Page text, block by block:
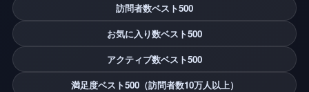
訪問者数ベスト500
お気に入り数ベスト500
アクティブ数ベスト500
満足度ベスト500（訪問者数10万人以上）